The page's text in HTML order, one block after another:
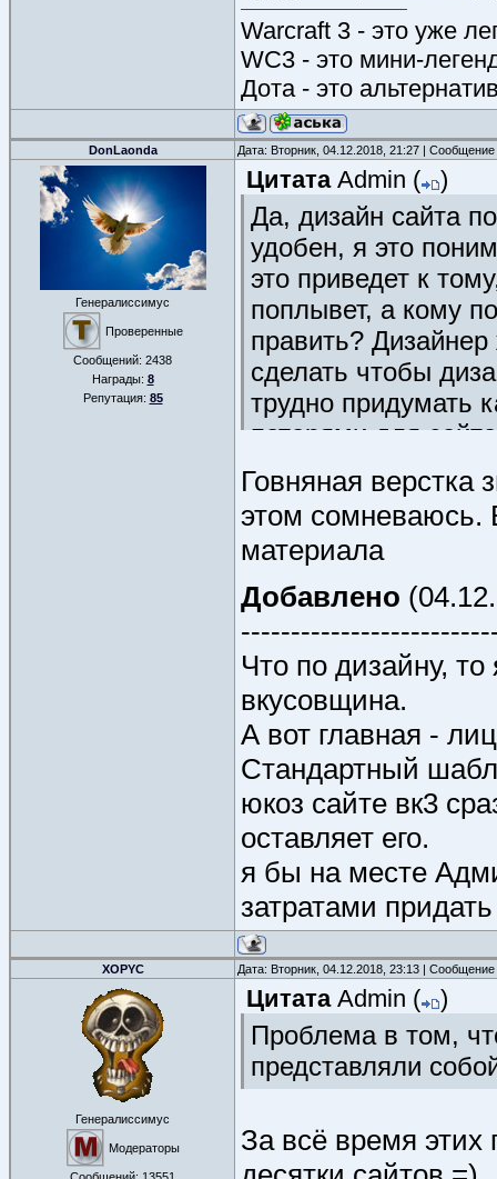
Warcraft 3 - это уже
WC3 - это мини-
Дота - это
DonLaonda Дата: Вторник, 04.12.2018, 21:27 |
Генералиссимус
Проверенные
Сообщений: 2438
Награды: 8
Репутация: 85
Цитата Admin ( )
Да, дизайн сайта
удобен, я это
это приведет к
поплывет, а кому
править?
сделать чтобы
трудно придумать
потерями для
дальнейшей
Говняная верстка
этом сомневаюсь.
материала
Добавлено
Что по дизайну,
вкусовщина.
А вот главная -
Стандартный
юкоз сайте вк3
оставляет его.
я бы на месте
затратами
XOPYC Дата: Вторник, 04.12.2018, 23:13 |
Генералиссимус
Модераторы
Цитата Admin ( )
Проблема в том,
представляли
За всё время этих